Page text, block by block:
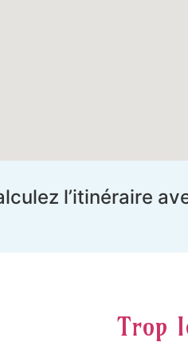
l’itinéraire
Trop